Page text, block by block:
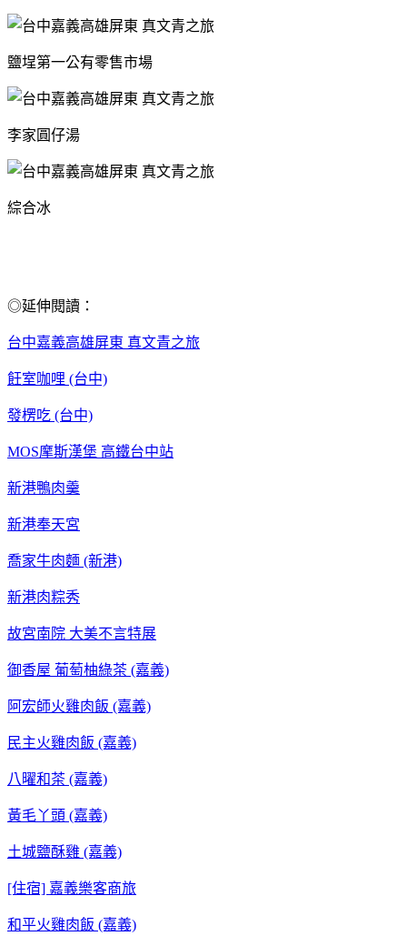
鹽埕第一公有零售市場
李家圓仔湯
綜合冰
◎延伸閱讀：
台中嘉義高雄屏東 真文青之旅
飪室咖哩 (台中)
發楞吃 (台中)
MOS摩斯漢堡 高鐵台中站
新港鴨肉羹
新港奉天宮
喬家牛肉麵 (新港)
新港肉粽秀
故宮南院 大美不言特展
御香屋 葡萄柚綠茶 (嘉義)
阿宏師火雞肉飯 (嘉義)
民主火雞肉飯 (嘉義)
八曜和茶 (嘉義)
黃毛丫頭 (嘉義)
土城鹽酥雞 (嘉義)
[住宿] 嘉義樂客商旅
和平火雞肉飯 (嘉義)